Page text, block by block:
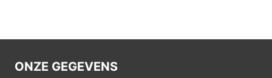
ONZE GEGEVENS